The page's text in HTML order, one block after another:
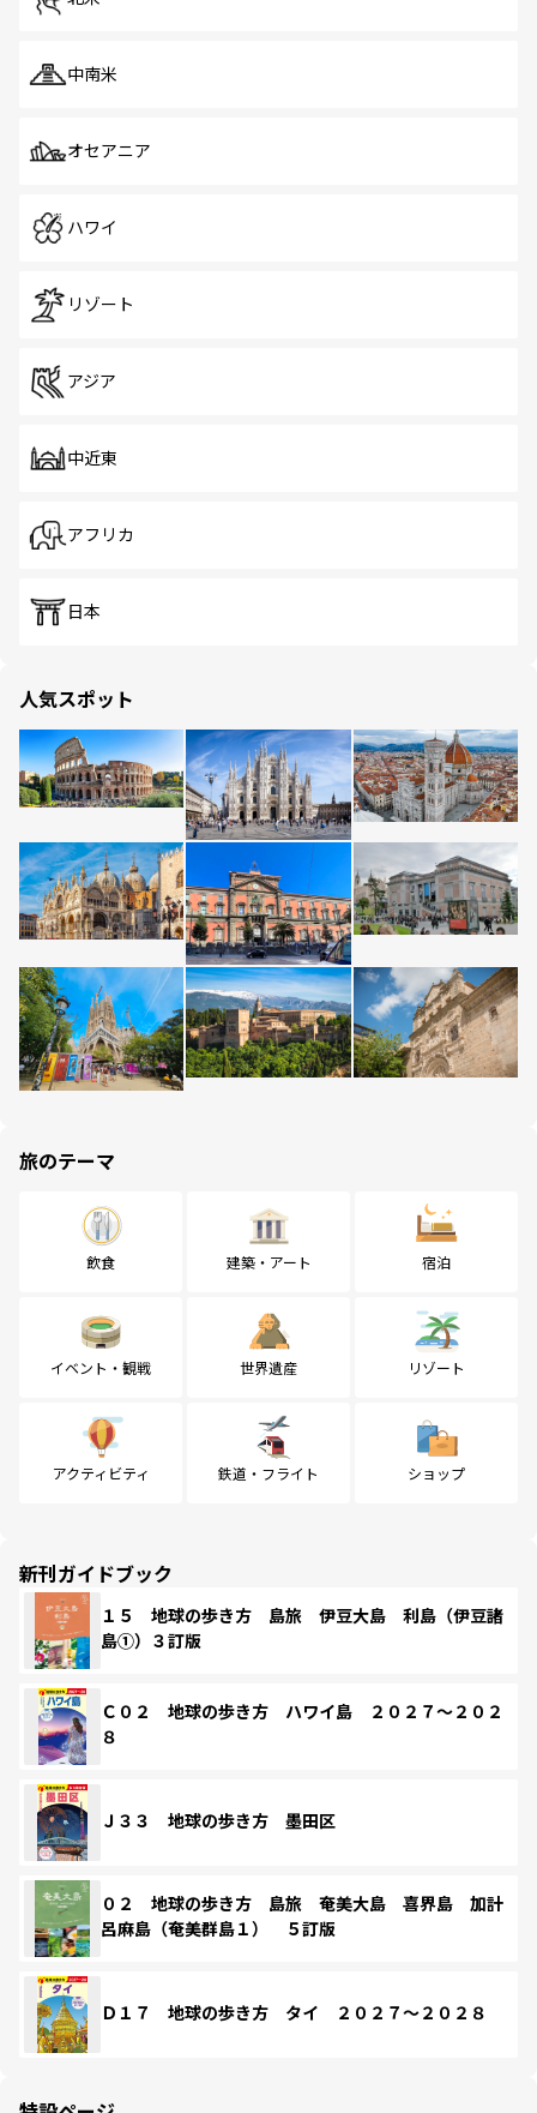
中南米
オセアニア
ハワイ
リゾート
アジア
中近東
アフリカ
日本
人気スポット
旅のテーマ
飲食 建築・アート 宿泊
イベント・観戦 世界遺産 リゾート
アクティビティ 鉄道・フライト ショップ
新刊ガイドブック
１５ 地球の歩き方 島旅 伊豆大島 利島（伊豆諸
島①）３訂版
Ｃ０２ 地球の歩き方 ハワイ島 ２０２７～２０２
８
Ｊ３３ 地球の歩き方 墨田区
０２ 地球の歩き方 島旅 奄美大島 喜界島 加計
呂麻島（奄美群島１） ５訂版
Ｄ１７ 地球の歩き方 タイ ２０２７～２０２８